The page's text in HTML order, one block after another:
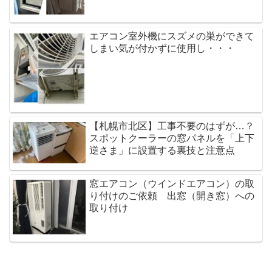
エアコン室外機にスズメの巣ができて
しまい気が付かずに使用し・・・
【札幌市北区】工事不要のはずが…？
スポットクーラーの窓パネルを「上下
逆さま」に設置する裏技と注意点
窓エアコン（ウインドエアコン）の取
り付けのご依頼 出窓（開き窓）への
取り付け